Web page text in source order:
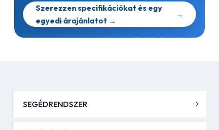
Szerezzen specifikációkat és egy
egyedi árajánlatot →
→
SEGÉDRENDSZER